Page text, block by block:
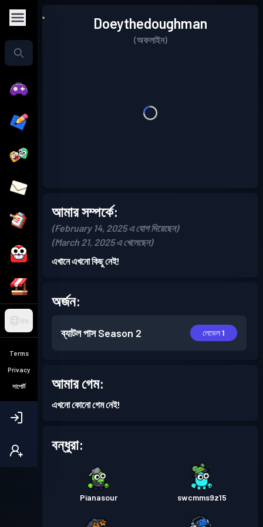
BN
Terms
Privacy
সাপোর্ট
Doeythedoughman
(অফলাইন)
আমার সম্পর্কে:
(February 14, 2025 এ যোগ দিয়েছেন)
(March 21, 2025 এ খেলেছেন)
এখানে এখনো কিছু নেই!
অর্জন:
ব্যাটল পাস Season 2 লেভেল 1
আমার গেম:
এখনো কোনো গেম নেই!
বন্ধুরা:
Pianasour swcmms9z15